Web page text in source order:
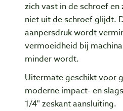
zich vast in de schroef
niet uit de schroef glijdt.
aanpersdruk wordt
vermoeidheid bij
minder wordt.
Uitermate geschikt voor
moderne impact- en
1/4" zeskant aansluiting.